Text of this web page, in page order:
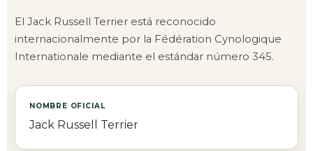
El Jack Russell Terrier está reconocido
internacionalmente por la Fédération Cynologique
Internationale mediante el estándar número 345.
NOMBRE OFICIAL
Jack Russell Terrier